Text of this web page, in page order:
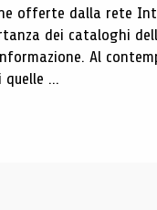
offerte dalla rete
dei cataloghi
Al
...